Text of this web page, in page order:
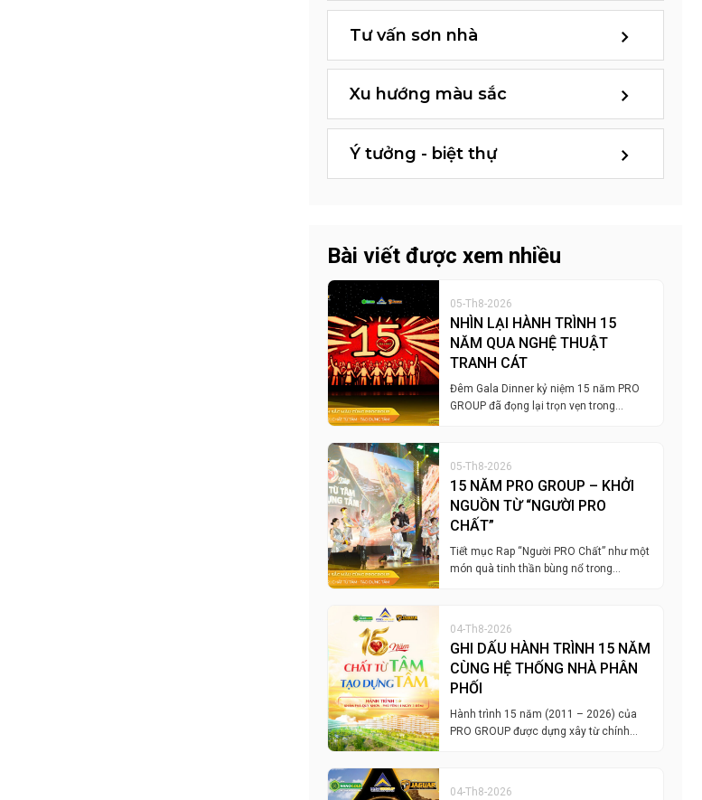
Tư vấn sơn nhà
Xu hướng màu sắc
Ý tưởng - biệt thự
Bài viết được xem nhiều
05-Th8-2026
NHÌN LẠI HÀNH TRÌNH 15
NĂM QUA NGHỆ THUẬT
TRANH CÁT
Đêm Gala Dinner kỷ niệm 15 năm PRO
GROUP đã đọng lại trọn vẹn trong…
05-Th8-2026
15 NĂM PRO GROUP – KHỞI
NGUỒN TỪ “NGƯỜI PRO
CHẤT”
Tiết mục Rap “Người PRO Chất” như một
món quà tinh thần bùng nổ trong…
04-Th8-2026
GHI DẤU HÀNH TRÌNH 15 NĂM
CÙNG HỆ THỐNG NHÀ PHÂN
PHỐI
Hành trình 15 năm (2011 – 2026) của
PRO GROUP được dựng xây từ chính…
04-Th8-2026